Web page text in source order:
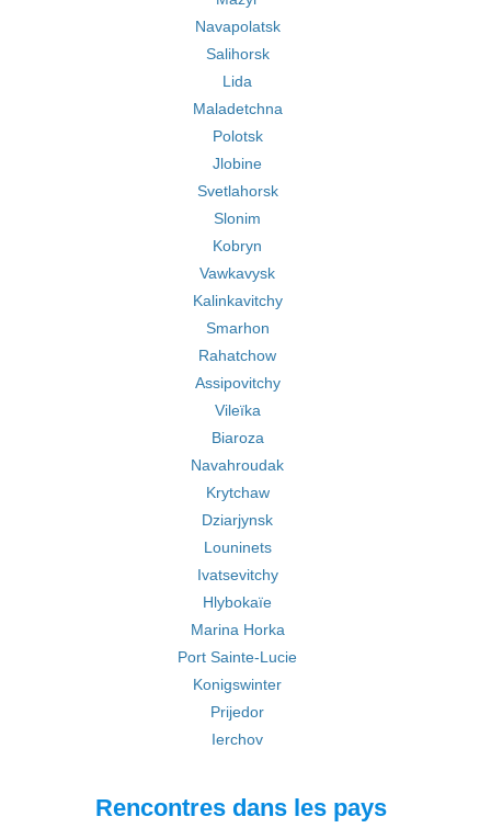
Navapolatsk
Salihorsk
Lida
Maladetchna
Polotsk
Jlobine
Svetlahorsk
Slonim
Kobryn
Vawkavysk
Kalinkavitchy
Smarhon
Rahatchow
Assipovitchy
Vileïka
Biaroza
Navahroudak
Krytchaw
Dziarjynsk
Louninets
Ivatsevitchy
Hlybokaïe
Marina Horka
Port Sainte-Lucie
Konigswinter
Prijedor
Ierchov
Rencontres dans les pays